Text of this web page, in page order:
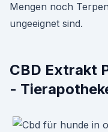
Mengen noch
ungeeignet sind.
CBD Extrakt
-